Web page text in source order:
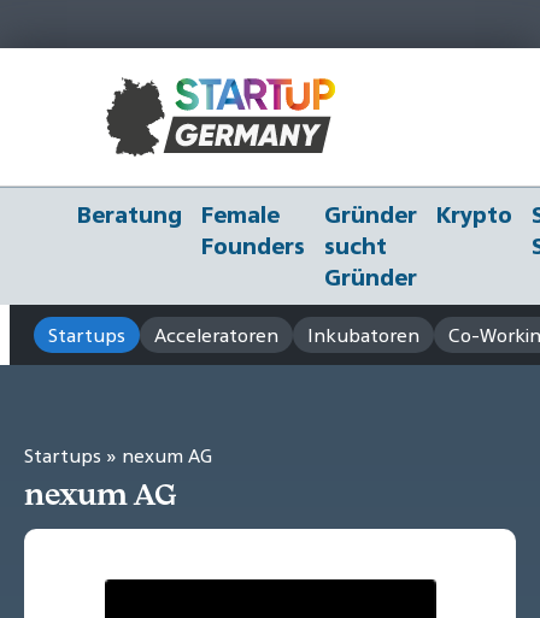
Beratung
Female
Founders
Gründer
sucht
Gründer
Krypto
Startups Acceleratoren Inkubatoren Co-
Startups » nexum AG
nexum AG